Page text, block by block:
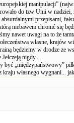
manipulacji”
do tzw Unii w nadziei,
przepisami,
niebawem chronić się
nawet uwagi na to że
własne, krajów
będziemy w drodze ze
nigdy...
być „międzypaństwowy”
własnego wygnani...